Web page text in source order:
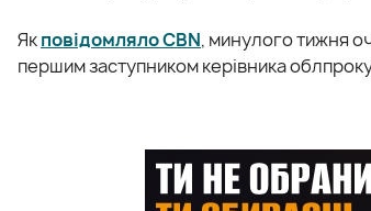
Якповідомляло CBN, минулого тижня
першим заступником керівника